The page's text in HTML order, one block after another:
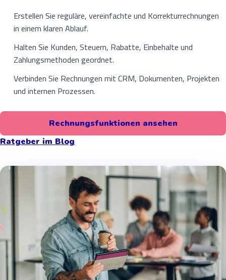
Erstellen Sie reguläre, vereinfachte und Korrekturrechnungen
in einem klaren Ablauf.
Halten Sie Kunden, Steuern, Rabatte, Einbehalte und
Zahlungsmethoden geordnet.
Verbinden Sie Rechnungen mit CRM, Dokumenten, Projekten
und internen Prozessen.
Rechnungsfunktionen ansehen
Ratgeber im Blog